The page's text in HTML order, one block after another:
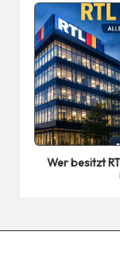
Posted
in
Wer besitzt